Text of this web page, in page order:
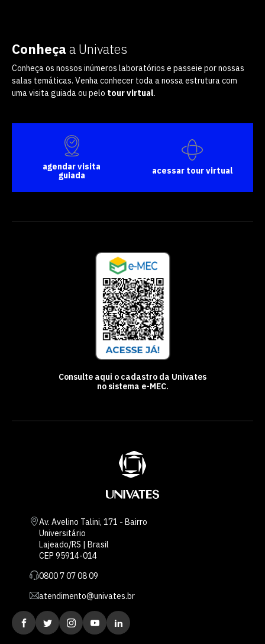
Conheça a Univates
Conheça os nossos inúmeros laboratórios e passeie por nossas
salas temáticas. Venha conhecer toda a nossa estrutura com
uma visita guiada ou pelo tour virtual.
agendar visita
guiada
acessar tour virtual
Consulte aqui o cadastro da Univates
no sistema e-MEC.
Av. Avelino Talini, 171 - Bairro
Universitário
Lajeado/RS | Brasil
CEP 95914-014
0800 7 07 08 09
atendimento@univates.br